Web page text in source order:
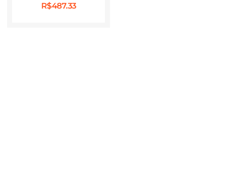
R$487.33